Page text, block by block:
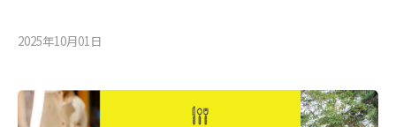
2025年10月01⽇